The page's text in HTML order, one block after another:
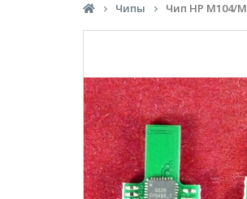
Чипы Чип HP M104/